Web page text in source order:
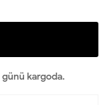
kargoda.